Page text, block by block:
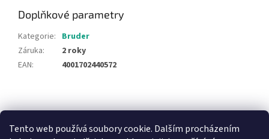
Tento web používá soubory cookie. Dalším procházením
Doplňkové parametry
Kategorie: Bruder
Záruka:
2 roky
EAN: 4001702440572
á